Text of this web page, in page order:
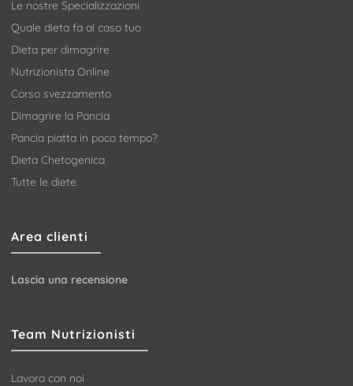
Le nostre Specializzazioni
Quale dieta fa al caso tuo
Dieta per dimagrire
Nutrizionista Online
Corso svezzamento
Dimagrire la Pancia
Pancia piatta in poco tempo?
Dieta Chetogenica
Tutte le diete
Area clienti
Lascia una recensione
Team Nutrizionisti
Lavora con noi